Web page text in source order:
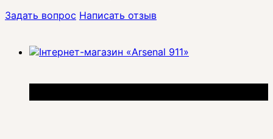
Задать вопрос Написать отзыв